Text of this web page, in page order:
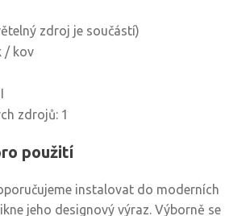
zdroj je součástí)
/ kov
zdrojů: 1
použití
instalovat do moderních
jeho designový výraz. Výborně se